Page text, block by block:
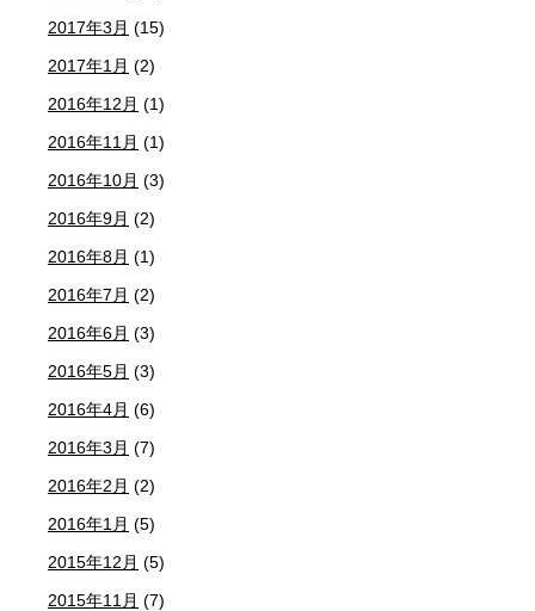
2017年3月 (15)
2017年1月 (2)
2016年12月 (1)
2016年11月 (1)
2016年10月 (3)
2016年9月 (2)
2016年8月 (1)
2016年7月 (2)
2016年6月 (3)
2016年5月 (3)
2016年4月 (6)
2016年3月 (7)
2016年2月 (2)
2016年1月 (5)
2015年12月 (5)
2015年11月 (7)